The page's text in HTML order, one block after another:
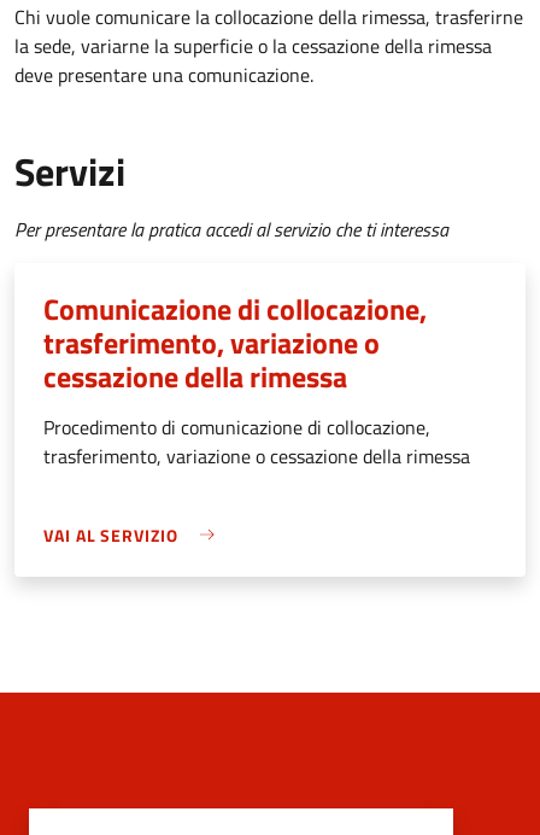
Chi vuole comunicare la collocazione della rimessa, trasferirne
la sede, variarne la superficie o la cessazione della rimessa
deve presentare una comunicazione.
Servizi
Per presentare la pratica accedi al servizio che ti interessa
Comunicazione di collocazione,
trasferimento, variazione o
cessazione della rimessa
Procedimento di comunicazione di collocazione,
trasferimento, variazione o cessazione della rimessa
VAI AL SERVIZIO